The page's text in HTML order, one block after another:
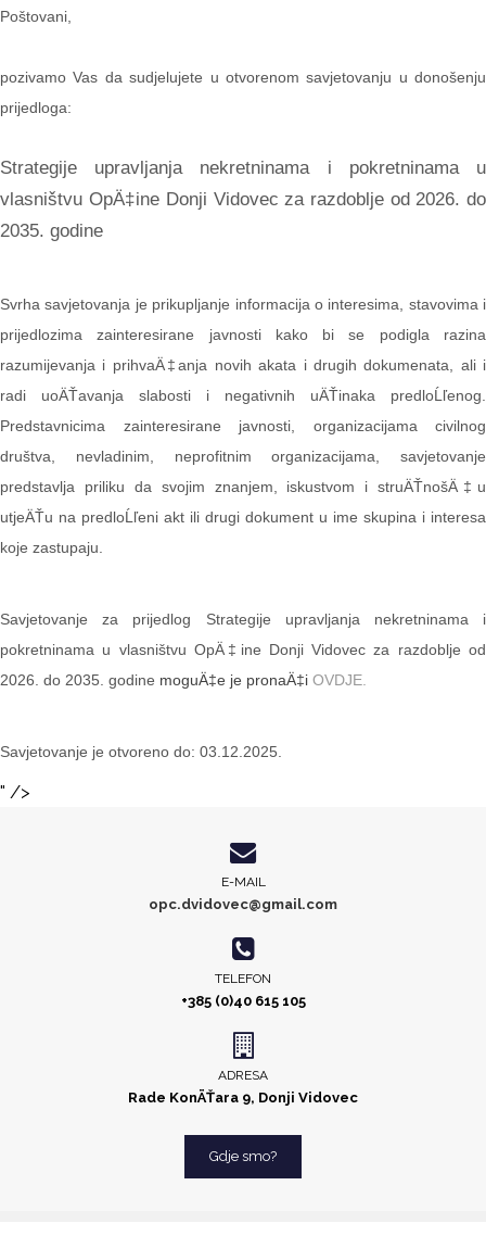
Poštovani,
pozivamo Vas da sudjelujete u otvorenom savjetovanju u donošenju
prijedloga:
Strategije upravljanja nekretninama i pokretninama u
vlasništvu OpÄ‡ine Donji Vidovec za razdoblje od 2026. do
2035. godine
Svrha savjetovanja je prikupljanje informacija o interesima, stavovima i
prijedlozima zainteresirane javnosti kako bi se podigla razina
razumijevanja i prihvaÄ‡anja novih akata i drugih dokumenata, ali i
radi uoÄŤavanja slabosti i negativnih uÄŤinaka predloĹľenog.
Predstavnicima zainteresirane javnosti, organizacijama civilnog
društva, nevladinim, neprofitnim organizacijama, savjetovanje
predstavlja priliku da svojim znanjem, iskustvom i struÄŤnošÄ‡u
utjeÄŤu na predloĹľeni akt ili drugi dokument u ime skupina i interesa
koje zastupaju.
Savjetovanje za prijedlog Strategije upravljanja nekretninama i
pokretninama u vlasništvu OpÄ‡ine Donji Vidovec za razdoblje od
2026. do 2035. godine moguÄ‡e je pronaÄ‡i OVDJE.
Savjetovanje je otvoreno do: 03.12.2025.
" />
E-MAIL
opc.dvidovec@gmail.com
TELEFON
+385 (0)40 615 105
ADRESA
Rade KonÄŤara 9, Donji Vidovec
Gdje smo?